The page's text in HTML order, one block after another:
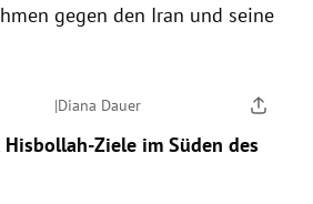
gegen den Iran und seine
|Diana Dauer
Ziele im Süden des